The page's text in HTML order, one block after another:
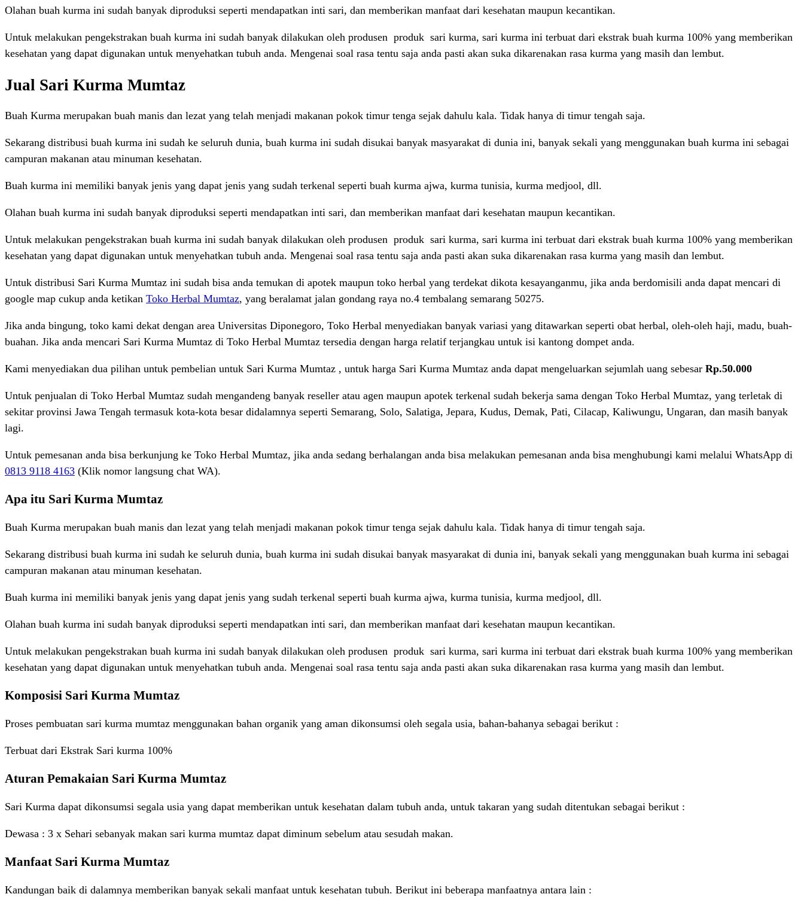
Olahan buah kurma ini sudah banyak diproduksi seperti mendapatkan inti sari, dan memberikan manfaat dari kesehatan maupun kecantikan.
Untuk melakukan pengekstrakan buah kurma ini sudah banyak dilakukan oleh produsen produk sari kurma, sari kurma ini terbuat dari ekstrak buah kurma 100% yang memberikan
kesehatan yang dapat digunakan untuk menyehatkan tubuh anda. Mengenai soal rasa tentu saja anda pasti akan suka dikarenakan rasa kurma yang masih dan lembut.
Jual Sari Kurma Mumtaz
Buah Kurma merupakan buah manis dan lezat yang telah menjadi makanan pokok timur tenga sejak dahulu kala. Tidak hanya di timur tengah saja.
Sekarang distribusi buah kurma ini sudah ke seluruh dunia, buah kurma ini sudah disukai banyak masyarakat di dunia ini, banyak sekali yang menggunakan buah kurma ini sebagai
campuran makanan atau minuman kesehatan.
Buah kurma ini memiliki banyak jenis yang dapat jenis yang sudah terkenal seperti buah kurma ajwa, kurma tunisia, kurma medjool, dll.
Olahan buah kurma ini sudah banyak diproduksi seperti mendapatkan inti sari, dan memberikan manfaat dari kesehatan maupun kecantikan.
Untuk melakukan pengekstrakan buah kurma ini sudah banyak dilakukan oleh produsen produk sari kurma, sari kurma ini terbuat dari ekstrak buah kurma 100% yang memberikan
kesehatan yang dapat digunakan untuk menyehatkan tubuh anda. Mengenai soal rasa tentu saja anda pasti akan suka dikarenakan rasa kurma yang masih dan lembut.
Untuk distribusi Sari Kurma Mumtaz ini sudah bisa anda temukan di apotek maupun toko herbal yang terdekat dikota kesayanganmu, jika anda berdomisili anda dapat mencari di
google map cukup anda ketikan Toko Herbal Mumtaz, yang beralamat jalan gondang raya no.4 tembalang semarang 50275.
Jika anda bingung, toko kami dekat dengan area Universitas Diponegoro, Toko Herbal menyediakan banyak variasi yang ditawarkan seperti obat herbal, oleh-oleh haji, madu, buah-
buahan. Jika anda mencari Sari Kurma Mumtaz di Toko Herbal Mumtaz tersedia dengan harga relatif terjangkau untuk isi kantong dompet anda.
Kami menyediakan dua pilihan untuk pembelian untuk Sari Kurma Mumtaz , untuk harga Sari Kurma Mumtaz anda dapat mengeluarkan sejumlah uang sebesar Rp.50.000
Untuk penjualan di Toko Herbal Mumtaz sudah mengandeng banyak reseller atau agen maupun apotek terkenal sudah bekerja sama dengan Toko Herbal Mumtaz, yang terletak di
sekitar provinsi Jawa Tengah termasuk kota-kota besar didalamnya seperti Semarang, Solo, Salatiga, Jepara, Kudus, Demak, Pati, Cilacap, Kaliwungu, Ungaran, dan masih banyak
lagi.
Untuk pemesanan anda bisa berkunjung ke Toko Herbal Mumtaz, jika anda sedang berhalangan anda bisa melakukan pemesanan anda bisa menghubungi kami melalui WhatsApp di
0813 9118 4163 (Klik nomor langsung chat WA).
Apa itu Sari Kurma Mumtaz
Buah Kurma merupakan buah manis dan lezat yang telah menjadi makanan pokok timur tenga sejak dahulu kala. Tidak hanya di timur tengah saja.
Sekarang distribusi buah kurma ini sudah ke seluruh dunia, buah kurma ini sudah disukai banyak masyarakat di dunia ini, banyak sekali yang menggunakan buah kurma ini sebagai
campuran makanan atau minuman kesehatan.
Buah kurma ini memiliki banyak jenis yang dapat jenis yang sudah terkenal seperti buah kurma ajwa, kurma tunisia, kurma medjool, dll.
Olahan buah kurma ini sudah banyak diproduksi seperti mendapatkan inti sari, dan memberikan manfaat dari kesehatan maupun kecantikan.
Untuk melakukan pengekstrakan buah kurma ini sudah banyak dilakukan oleh produsen produk sari kurma, sari kurma ini terbuat dari ekstrak buah kurma 100% yang memberikan
kesehatan yang dapat digunakan untuk menyehatkan tubuh anda. Mengenai soal rasa tentu saja anda pasti akan suka dikarenakan rasa kurma yang masih dan lembut.
Komposisi Sari Kurma Mumtaz
Proses pembuatan sari kurma mumtaz menggunakan bahan organik yang aman dikonsumsi oleh segala usia, bahan-bahanya sebagai berikut :
Terbuat dari Ekstrak Sari kurma 100%
Aturan Pemakaian Sari Kurma Mumtaz
Sari Kurma dapat dikonsumsi segala usia yang dapat memberikan untuk kesehatan dalam tubuh anda, untuk takaran yang sudah ditentukan sebagai berikut :
Dewasa : 3 x Sehari sebanyak makan sari kurma mumtaz dapat diminum sebelum atau sesudah makan.
Manfaat Sari Kurma Mumtaz
Kandungan baik di dalamnya memberikan banyak sekali manfaat untuk kesehatan tubuh. Berikut ini beberapa manfaatnya antara lain :